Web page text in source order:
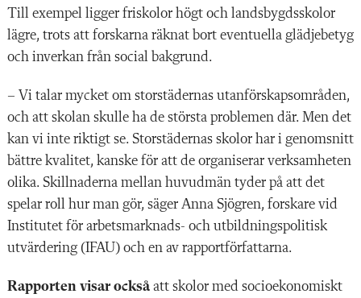
Till exempel ligger friskolor högt och landsbygdsskolor
lägre, trots att forskarna räknat bort eventuella glädjebetyg
och inverkan från social bakgrund.
– Vi talar mycket om storstädernas utanförskapsområden,
och att skolan skulle ha de största problemen där. Men det
kan vi inte riktigt se. Storstädernas skolor har i genomsnitt
bättre kvalitet, kanske för att de organiserar verksamheten
olika. Skillnaderna mellan huvudmän tyder på att det
spelar roll hur man gör, säger Anna Sjögren, forskare vid
Institutet för arbetsmarknads- och utbildningspolitisk
utvärdering (IFAU) och en av rapportförfattarna.
Rapporten visar också att skolor med socioekonomiskt